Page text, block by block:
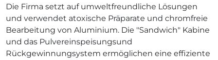
Die Firma setzt auf umweltfreundliche Lösungen
und verwendet atoxische Präparate und chromfreie
Bearbeitung von Aluminium. Die "Sandwich" Kabine
und das Pulvereinspeisungsund
Rückgewinnungsystem ermöglichen eine effiziente